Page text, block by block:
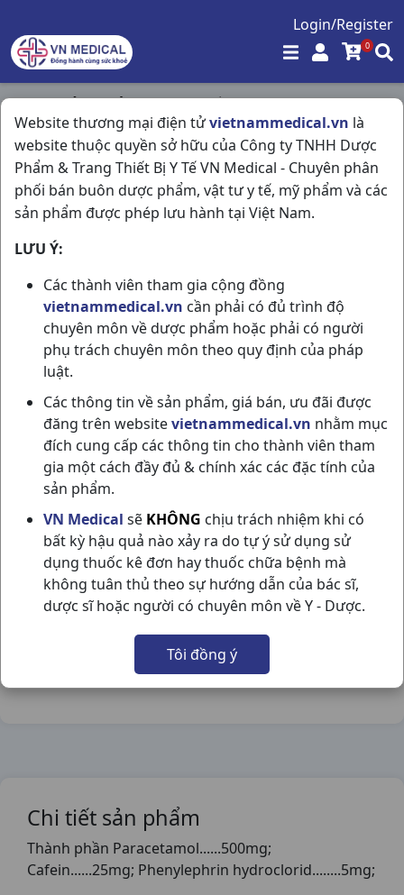
Login/Register
0
Website thương mại điện tửvietnammedical.vn là
website thuộc quyền sở hữu của Công ty TNHH Dược
Phẩm & Trang Thiết Bị Y Tế VN Medical - Chuyên phân
phối bán buôn dược phẩm, vật tư y tế, mỹ phẩm và các
sản phẩm được phép lưu hành tại Việt Nam.
LƯU Ý:
Các thành viên tham gia cộng đồng
vietnammedical.vn cần phải có đủ trình độ
chuyên môn về dược phẩm hoặc phải có người
phụ trách chuyên môn theo quy định của pháp
luật.
Các thông tin về sản phẩm, giá bán, ưu đãi được
đăng trên websitevietnammedical.vn nhằm mục
đích cung cấp các thông tin cho thành viên tham
gia một cách đầy đủ & chính xác các đặc tính của
sản phẩm.
VN Medical sẽ KHÔNG chịu trách nhiệm khi có
bất kỳ hậu quả nào xảy ra do tự ý sử dụng sử
dụng thuốc kê đơn hay thuốc chữa bệnh mà
không tuân thủ theo sự hướng dẫn của bác sĩ,
dược sĩ hoặc người có chuyên môn về Y - Dược.
Tôi đồng ý
Trang chủ / Giảm Đau - Hạ Sốt /
Cenflu Nodrowse H10vi10vbf TW3
CENFLU NODROWSE H10VI10VBF TW3
NSX:TW3
Nhóm hàng:Giảm Đau - Hạ Sốt,
Chia sẻ qua mạng xã hội:
Chi tiết sản phẩm
Thành phần Paracetamol......500mg;
Cafein......25mg; Phenylephrin hydroclorid........5mg;